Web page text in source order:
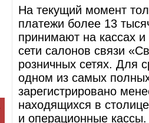
На текущий момент
платежи более 13
принимают на кассах
сети салонов связи
розничных сетях. Для
одном из самых
зарегистрировано
находящихся в
и операционные кассы.